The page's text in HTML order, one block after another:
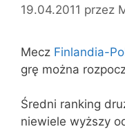
19.04.2011 przez
Mecz Finlandia-
grę można
Średni ranking
niewiele wyższy